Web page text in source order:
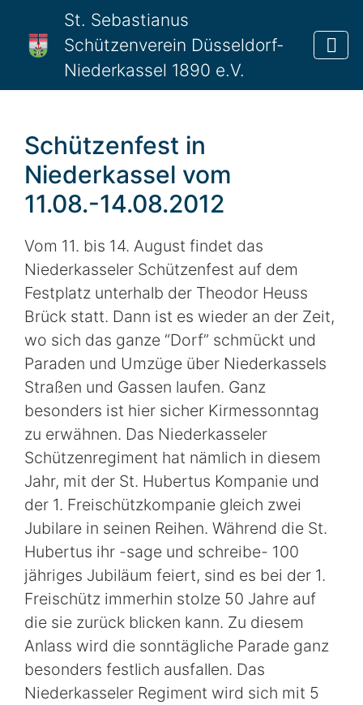
St. Sebastianus
Schützenverein Düsseldorf-
Niederkassel 1890 e.V.
Schützenfest in
Niederkassel vom
11.08.-14.08.2012
Vom 11. bis 14. August findet das
Niederkasseler Schützenfest auf dem
Festplatz unterhalb der Theodor Heuss
Brück statt. Dann ist es wieder an der Zeit,
wo sich das ganze “Dorf” schmückt und
Paraden und Umzüge über Niederkassels
Straßen und Gassen laufen. Ganz
besonders ist hier sicher Kirmessonntag
zu erwähnen. Das Niederkasseler
Schützenregiment hat nämlich in diesem
Jahr, mit der St. Hubertus Kompanie und
der 1. Freischützkompanie gleich zwei
Jubilare in seinen Reihen. Während die St.
Hubertus ihr -sage und schreibe- 100
jähriges Jubiläum feiert, sind es bei der 1.
Freischütz immerhin stolze 50 Jahre auf
die sie zurück blicken kann. Zu diesem
Anlass wird die sonntägliche Parade ganz
besonders festlich ausfallen. Das
Niederkasseler Regiment wird sich mit 5